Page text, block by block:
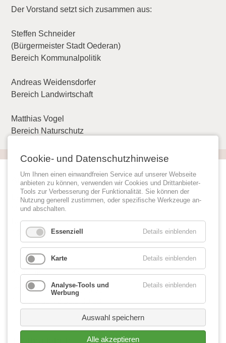
Der Vorstand setzt sich zusammen aus:
Steffen Schneider
(Bürgermeister Stadt Oederan)
Bereich Kommunalpolitik
Andreas Weidensdorfer
Bereich Landwirtschaft
Matthias Vogel
Bereich Naturschutz
Anschrift
Landschaftspflegeverband
Mulde/Flöha e.V.
Bahnhofstraße 2a
09575 Eppendorf
Kontakt
info@lpv-mulde-floeha.de
Telefon:03 72 93/8 99 89
Cookie- und Datenschutzhinweise
Um Ihnen einen einwandfreien Service auf unserer Webseite
anbieten zu können, verwenden wir Cookies und Drittanbieter-
Tools zur Verbesserung der Funktionalität. Sie können der
Nutzung generell zustimmen, oder spezifische Werkzeuge an-
und abschalten.
Essenziell Details einblenden
Karte Details einblenden
Analyse-Tools und
Werbung
Details einblenden
Auswahl speichern
Alle akzeptieren